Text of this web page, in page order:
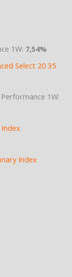
1W: 7,54%
Select 20 35
Performance 1W:
Index